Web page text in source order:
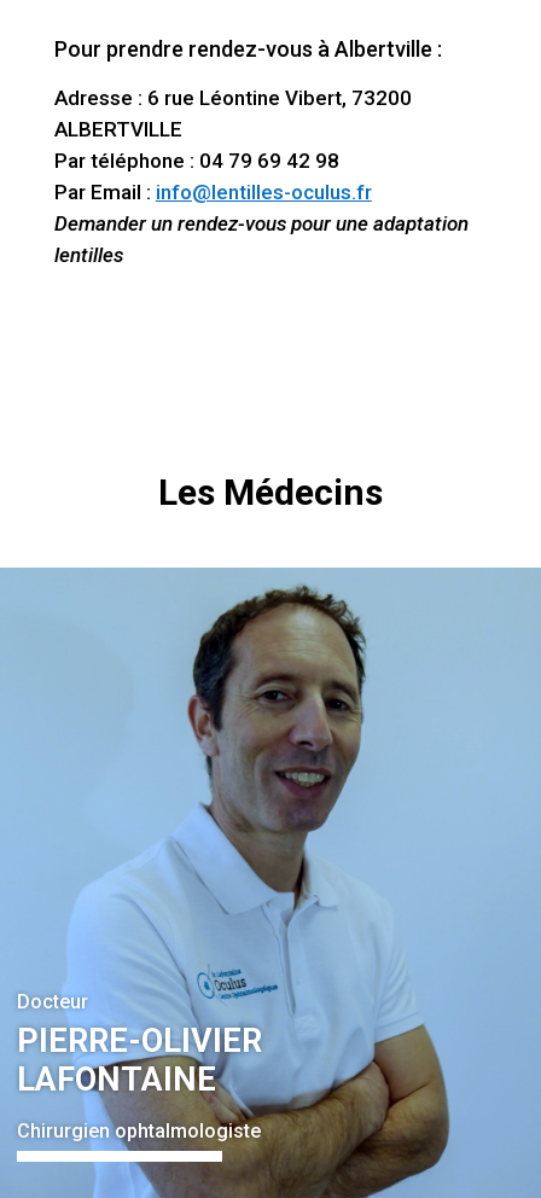
Pour prendre rendez-vous à Albertville :
Adresse : 6 rue Léontine Vibert, 73200
ALBERTVILLE
Par téléphone : 04 79 69 42 98
Par Email : info@lentilles-oculus.fr
Demander un rendez-vous pour une adaptation
lentilles
Les Médecins
Docteur
PIERRE-OLIVIER
LAFONTAINE
Chirurgien ophtalmologiste